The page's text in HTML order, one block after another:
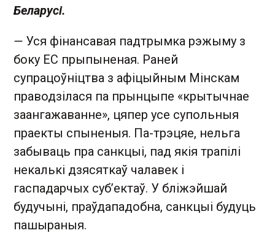
Беларусі.
— Уся фінансавая падтрымка рэжыму з
боку ЕС прыпыненая. Раней
супрацоўніцтва з афіцыйным Мінскам
праводзілася па прынцыпе «крытычнае
заангажаванне», цяпер усе супольныя
праекты спыненыя. Па-трэцяе, нельга
забываць пра санкцыі, пад якія трапілі
некалькі дзясяткаў чалавек і
гаспадарчых суб’ектаў. У бліжэйшай
будучыні, праўдападобна, санкцыі будуць
пашыраныя.